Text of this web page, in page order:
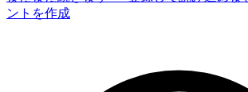
ントを作成